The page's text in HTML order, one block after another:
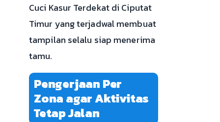
Cuci Kasur Terdekat di Ciputat
Timur yang terjadwal membuat
tampilan selalu siap menerima
tamu.
Pengerjaan Per
Zona agar Aktivitas
Tetap Jalan